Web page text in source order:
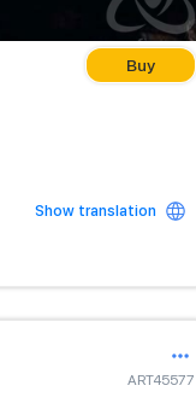
Buy
Show translation
ART45577